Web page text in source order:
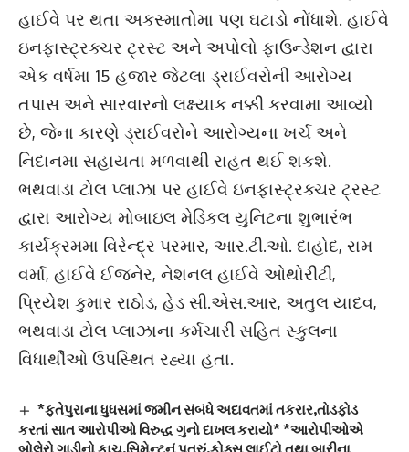
હાઈવે પર થતા અકસ્માતોમા પણ ઘટાડો નોંધાશે. હાઈવે
ઇનફાસ્ટ્રક્ચર ટ્રસ્ટ અને અપોલો ફાઉન્ડેશન દ્વારા
એક વર્ષમા 15 હજાર જેટલા ડ્રાઈવરોની આરોગ્ય
તપાસ અને સારવારનો લક્ષ્યાક નક્કી કરવામા આવ્યો
છે, જેના કારણે ડ્રાઈવરોને આરોગ્યના ખર્ચ અને
નિદાનમા સહાયતા મળવાથી રાહત થઈ શકશે.
ભથવાડા ટોલ પ્લાઝા પર હાઈવે ઇનફાસ્ટ્રક્ચર ટ્રસ્ટ
દ્વારા આરોગ્ય મોબાઇલ મેડિકલ યુનિટના શુભારંભ
કાર્યક્રમમા વિરેન્દ્ર પરમાર, આર.ટી.ઓ. દાહોદ, રામ
વર્મા, હાઈવે ઈજનેર, નેશનલ હાઈવે ઓથોરીટી,
પ્રિયેશ કુમાર રાઠોડ, હેડ સી.એસ.આર, અતુલ યાદવ,
ભથવાડા ટોલ પ્લાઝાના કર્મચારી સહિત સ્કુલના
વિધાર્થીઓ ઉપસ્થિત રહ્યા હતા.
*ફતેપુરાના ધુધસમાં જમીન સંબંધે અદાવતમાં તકરાર,તોડફોડ
કરતાં સાત આરોપીઓ વિરુદ્ધ ગુનો દાખલ કરાયો* *આરોપીઓએ
બોલેરો ગાડીનો કાચ,સિમેન્ટનું પતરું,ફોક્સ લાઈટો તથા બારીના